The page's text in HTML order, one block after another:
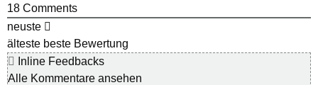
18 Comments
neuste
älteste beste Bewertung
Inline Feedbacks
Alle Kommentare ansehen